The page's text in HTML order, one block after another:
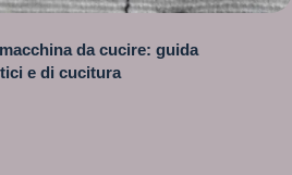
da cucire: guida
e di cucitura